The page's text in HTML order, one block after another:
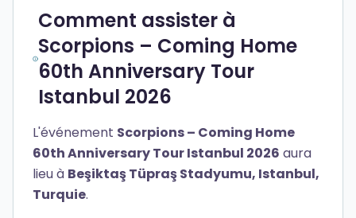
Comment assister à
Scorpions – Coming Home
60th Anniversary Tour
Istanbul 2026
L'événement Scorpions – Coming Home
60th Anniversary Tour Istanbul 2026 aura
lieu à Beşiktaş Tüpraş Stadyumu, Istanbul,
Turquie.